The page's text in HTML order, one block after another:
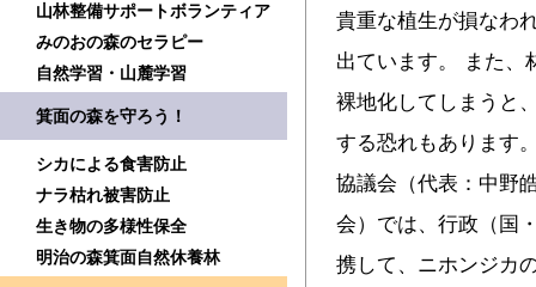
山林整備サポートボランティア
みのおの森のセラピー
自然学習・山麓学習
箕面の森を守ろう！
シカによる食害防止
ナラ枯れ被害防止
生き物の多様性保全
明治の森箕面自然休養林
貴重な植生が損なわ
出ています。 また、
裸地化してしまうと
する恐れもあります
協議会（代表：中野
会）では、行政（国
携して、ニホンジカ